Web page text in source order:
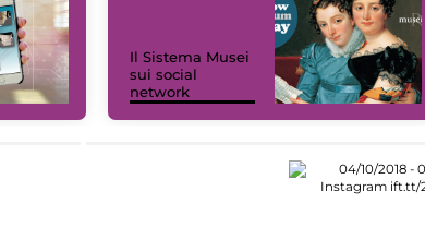
Il Sistema Musei
sui social
network